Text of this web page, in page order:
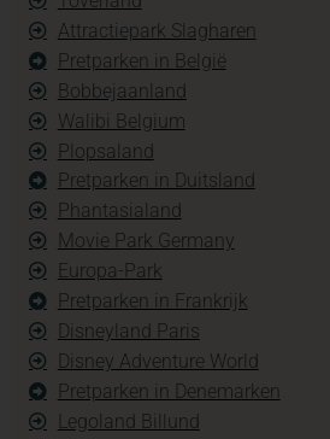
Attractiepark Slagharen
Pretparken in België
Bobbejaanland
Walibi Belgium
Plopsaland
Pretparken in Duitsland
Phantasialand
Movie Park Germany
Europa-Park
Pretparken in Frankrijk
Disneyland Paris
Disney Adventure World
Pretparken in Denemarken
Legoland Billund